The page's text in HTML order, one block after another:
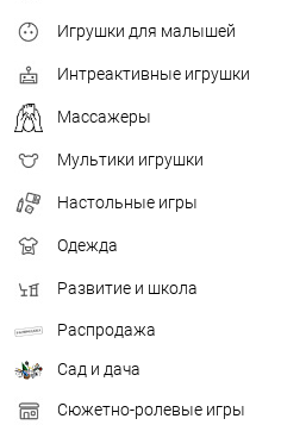
Игрушки для малышей
Интреактивные игрушки
Массажеры
Мультики игрушки
Настольные игры
Одежда
Развитие и школа
Распродажа
Сад и дача
Сюжетно-ролевые игры